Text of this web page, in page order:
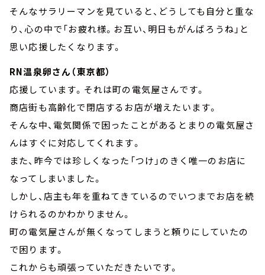
そんなサラリーマンを見ていると、どうしても自分と重な
り、心の中で「お疲れ様。お互い、明日もがんばろうね」と
思い応援したくなります。
RN温泉卵さん（東京都）
応援しています。それは町の電気屋さんです。
商店街も高齢化で閉店するお店が増えたいます。
そんな中、電気関係で困ったことがあるとまりの電気屋さ
んはすぐに対応してくれます。
また、昨今では珍しくなった「つけ」のきく唯一のお店に
なってしまいました。
しかし、店主も年を重ねてきているのでいつまでお店を続
けられるのかわかりません。
町の電気屋さんが無くなってしまうと頼りにしていたの
で困ります。
これからも頑張っていただきたいです。